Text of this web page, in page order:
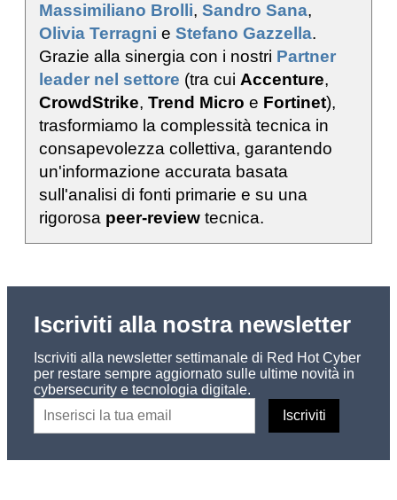
Massimiliano Brolli, Sandro Sana,
Olivia Terragni e Stefano Gazzella.
Grazie alla sinergia con i nostri Partner
leader nel settore (tra cui Accenture,
CrowdStrike, Trend Micro e Fortinet),
trasformiamo la complessità tecnica in
consapevolezza collettiva, garantendo
un'informazione accurata basata
sull'analisi di fonti primarie e su una
rigorosa peer-review tecnica.
Iscriviti alla nostra newsletter
Iscriviti alla newsletter settimanale di Red Hot Cyber
per restare sempre aggiornato sulle ultime novità in
cybersecurity e tecnologia digitale.